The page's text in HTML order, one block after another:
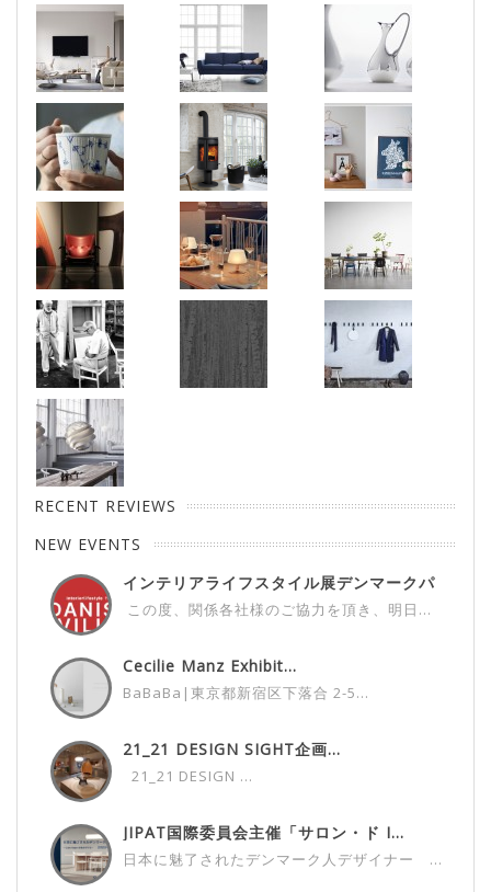
RECENT REVIEWS
NEW EVENTS
インテリアライフスタイル展デンマークパ
この度、関係各社様のご協力を頂き、明日...
Cecilie Manz Exhibit...
BaBaBa|東京都新宿区下落合 2-5...
21_21 DESIGN SIGHT企画...
21_21 DESIGN ...
JIPAT国際委員会主催「サロン・ド I...
日本に魅了されたデンマーク人デザイナー ...